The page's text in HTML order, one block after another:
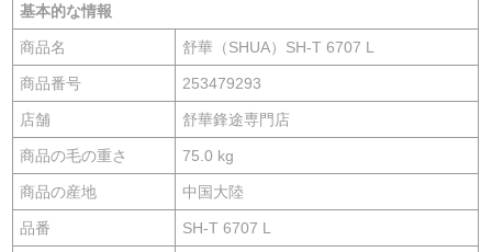
基本的な情報
商品名 舒華（SHUA）SH-T 6707 L
商品番号 253479293
店舗 舒華鋒途専門店
商品の毛の重さ 75.0 kg
商品の産地 中国大陸
品番 SH-T 6707 L